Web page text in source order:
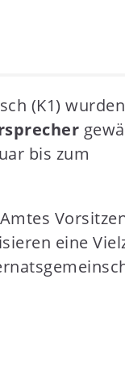
(K1)
bis zum
eine